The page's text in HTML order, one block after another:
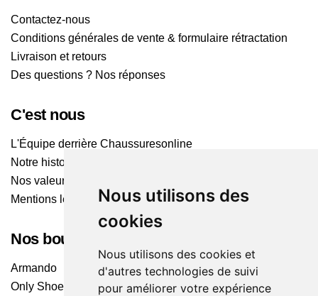
Nous utilisons des
cookies
Nous utilisons des cookies et
d'autres technologies de suivi
pour améliorer votre expérience
Contactez-nous
Conditions générales de vente & formulaire rétractation
Livraison et retours
Des questions ? Nos réponses
C'est nous
L'Équipe derrière Chaussuresonline
Notre histoire
Nos valeurs
Mentions légales
Nos boutiques
Armando
Only Shoes